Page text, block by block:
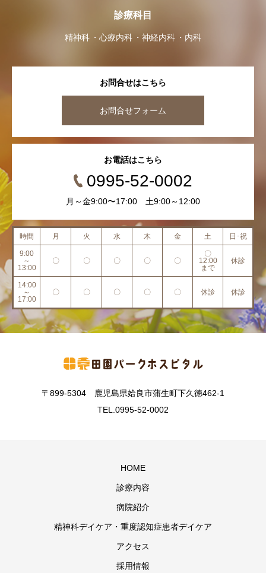
診療科目
精神科 心療内科 神経内科 内科
お問合せはこちら
お問合せフォーム
お電話はこちら
0995-52-0002
月～金9:00〜17:00 土9:00～12:00
時間 月 火 水 木 金 土 日･祝
9:00
～
13:00
〇 〇 〇 〇 〇
〇
12:00
まで
休診
14:00
～
17:00
〇 〇 〇 〇 〇 休診 休診
〒899-5304 鹿児島県姶良市蒲生町下久徳462-1
TEL.0995-52-0002
HOME
診療内容
病院紹介
精神科デイケア・重度認知症患者デイケア
アクセス
採用情報